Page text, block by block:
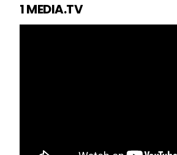
1 MEDIA.TV